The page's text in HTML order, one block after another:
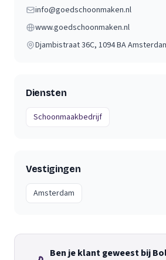
info@goedschoonmaken.nl
www.goedschoonmaken.nl
Djambistraat 36C, 1094 BA
Diensten
Schoonmaakbedrijf
Vestigingen
Amsterdam
Ben je klant geweest bij